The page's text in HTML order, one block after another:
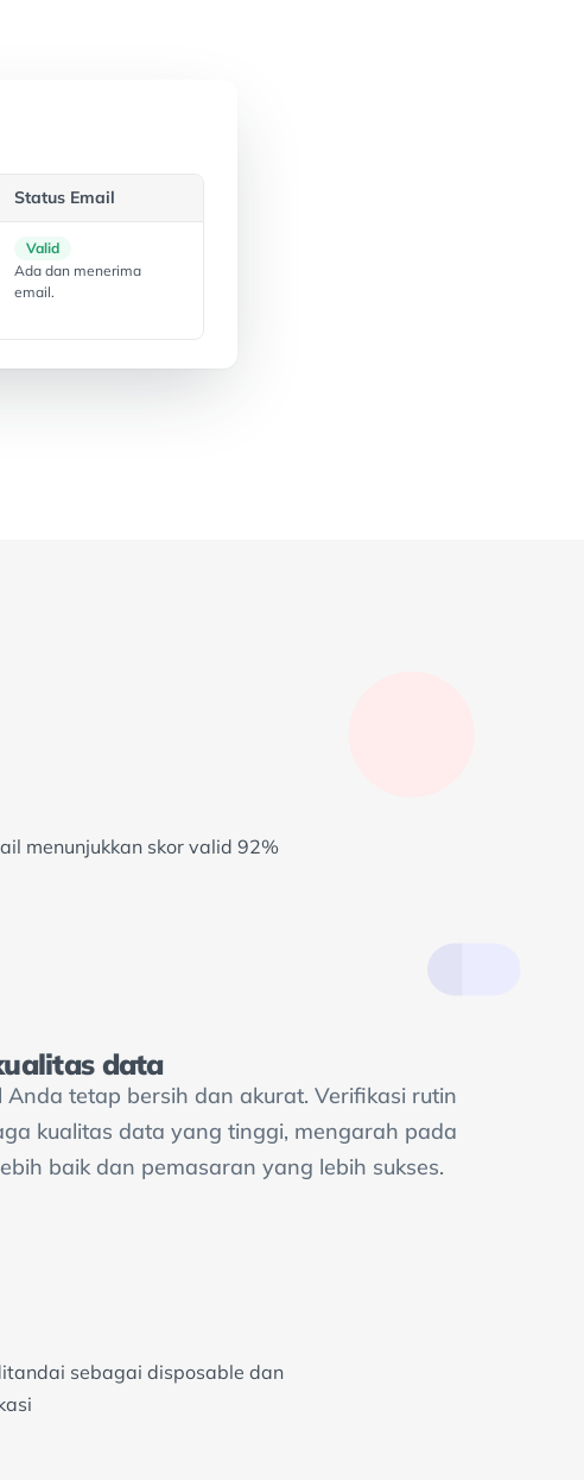
Status Email
Valid
Ada dan menerima
email.
data
Anda tetap bersih dan akurat. Verifikasi rutin
kualitas data yang tinggi, mengarah pada
baik dan pemasaran yang lebih sukses.